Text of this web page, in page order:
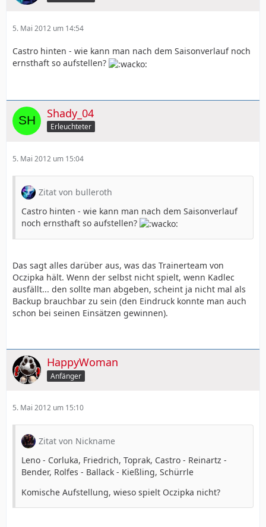
5. Mai 2012 um 14:54
Castro hinten - wie kann man nach dem Saisonverlauf noch
ernsthaft so aufstellen?
Shady_04
Erleuchteter
5. Mai 2012 um 15:04
Zitat von bulleroth
Castro hinten - wie kann man nach dem Saisonverlauf
noch ernsthaft so aufstellen?
Das sagt alles darüber aus, was das Trainerteam von
Oczipka hält. Wenn der selbst nicht spielt, wenn Kadlec
ausfällt... den sollte man abgeben, scheint ja nicht mal als
Backup brauchbar zu sein (den Eindruck konnte man auch
schon bei seinen Einsätzen gewinnen).
HappyWoman
Anfänger
5. Mai 2012 um 15:10
Zitat von Nickname
Leno - Corluka, Friedrich, Toprak, Castro - Reinartz -
Bender, Rolfes - Ballack - Kießling, Schürrle
Komische Aufstellung, wieso spielt Oczipka nicht?